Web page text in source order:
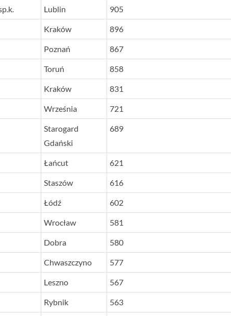
Lublin 905
Kraków 896
Poznań 867
Toruń 858
Kraków 831
Września 721
Starogard
Gdański
689
Łańcut 621
Staszów 616
Łódź 602
Wrocław 581
Dobra 580
Chwaszczyno 577
Leszno 567
Rybnik 563